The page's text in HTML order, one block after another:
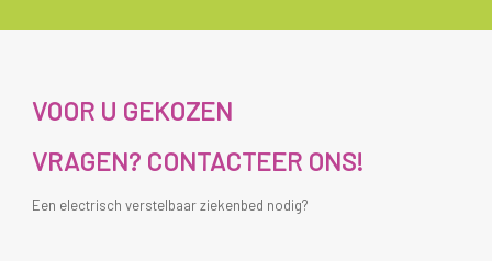
VOOR U GEKOZEN
VRAGEN? CONTACTEER ONS!
Een electrisch verstelbaar ziekenbed nodig?